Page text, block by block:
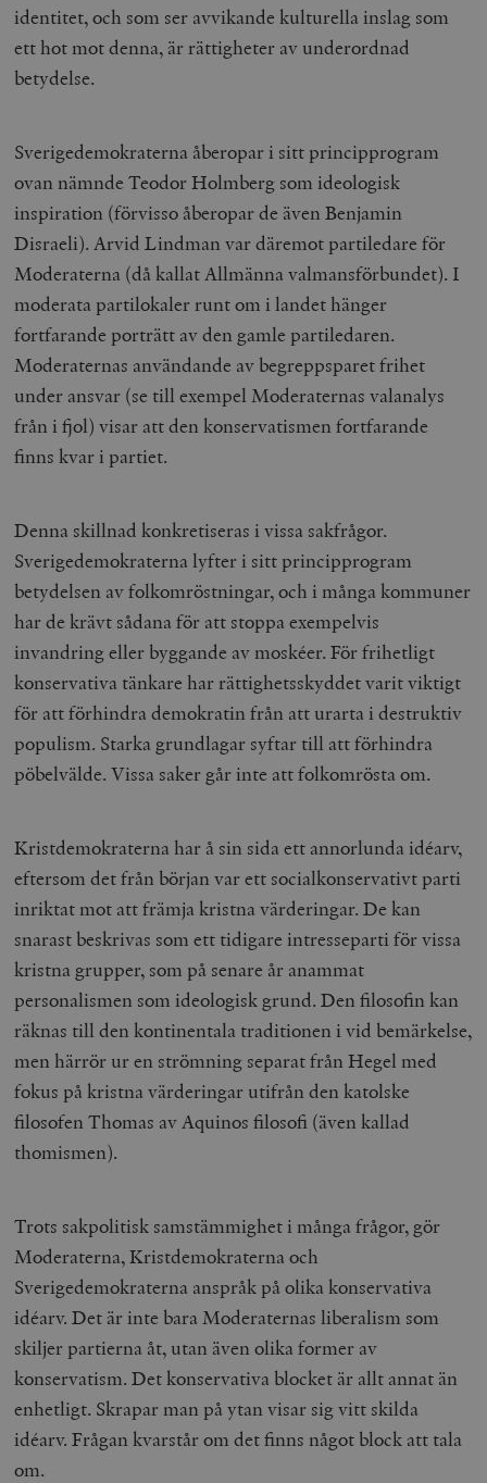
identitet, och som ser avvikande kulturella inslag som
ett hot mot denna, är rättigheter av underordnad
betydelse.
Sverigedemokraterna åberopar i sitt principprogram
ovan nämnde Teodor Holmberg som ideologisk
inspiration (förvisso åberopar de även Benjamin
Disraeli). Arvid Lindman var däremot partiledare för
Moderaterna (då kallat Allmänna valmansförbundet). I
moderata partilokaler runt om i landet hänger
fortfarande porträtt av den gamle partiledaren.
Moderaternas användande av begreppsparet frihet
under ansvar (se till exempel Moderaternas valanalys
från i fjol) visar att den konservatismen fortfarande
finns kvar i partiet.
Denna skillnad konkretiseras i vissa sakfrågor.
Sverigedemokraterna lyfter i sitt principprogram
betydelsen av folkomröstningar, och i många kommuner
har de krävt sådana för att stoppa exempelvis
invandring eller byggande av moskéer. För frihetligt
konservativa tänkare har rättighetsskyddet varit viktigt
för att förhindra demokratin från att urarta i destruktiv
populism. Starka grundlagar syftar till att förhindra
pöbelvälde. Vissa saker går inte att folkomrösta om.
Kristdemokraterna har å sin sida ett annorlunda idéarv,
eftersom det från början var ett socialkonservativt parti
inriktat mot att främja kristna värderingar. De kan
snarast beskrivas som ett tidigare intresseparti för vissa
kristna grupper, som på senare år anammat
personalismen som ideologisk grund. Den filosofin kan
räknas till den kontinentala traditionen i vid bemärkelse,
men härrör ur en strömning separat från Hegel med
fokus på kristna värderingar utifrån den katolske
filosofen Thomas av Aquinos filosofi (även kallad
thomismen).
Trots sakpolitisk samstämmighet i många frågor, gör
Moderaterna, Kristdemokraterna och
Sverigedemokraterna anspråk på olika konservativa
idéarv. Det är inte bara Moderaternas liberalism som
skiljer partierna åt, utan även olika former av
konservatism. Det konservativa blocket är allt annat än
enhetligt. Skrapar man på ytan visar sig vitt skilda
idéarv. Frågan kvarstår om det finns något block att tala
om.